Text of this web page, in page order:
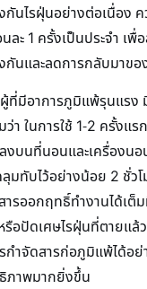
กันไรฝุ่นอย่างต่อเนื่อง
ละ 1 ครั้งเป็นประจำ เพื่
กันและลดการกลับมาขอ
ที่มีอาการภูมิแพ้รุนแรง
ว่า ในการใช้ 1-2 ครั้งแ
งบนที่นอนและเครื่องนอ
มทับไว้อย่างน้อย 2 ชั่วโ
ารออกฤทธิ์ทำงานได้เต็
อปัดเศษไรฝุ่นที่ตายแล้
กำจัดสารก่อภูมิแพ้ได้อย่
ภาพมากยิ่งขึ้น